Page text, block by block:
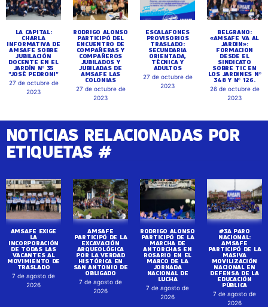
LA CAPITAL:
CHARLA
INFORMATIVA DE
AMSAFE SOBRE
JUBILACIÓN
DOCENTE EN EL
JARDÍN Nº 35
"JOSÉ PEDRONI"
27 de octubre de
2023
RODRIGO ALONSO
PARTICIPÓ DEL
ENCUENTRO DE
COMPAÑERAS Y
COMPAÑEROS
JUBILADOS Y
JUBILADAS DE
AMSAFE LAS
COLONIAS
27 de octubre de
2023
ESCALAFONES
PROVISORIOS
TRASLADO:
SECUNDARIA
ORIENTADA,
TÉCNICA Y
ADULTOS
27 de octubre de
2023
BELGRANO:
«AMSAFE VA AL
JARDIN»:
FORMACION
DESDE EL
SINDICATO
SOBRE TIC EN
LOS JARDINES Nº
348 Y Nº 126.
26 de octubre de
2023
NOTICIAS RELACIONADAS POR
ETIQUETAS #
AMSAFE EXIGE
LA
INCORPORACIÓN
DE TODAS LAS
VACANTES AL
MOVIMIENTO DE
TRASLADO
7 de agosto de
2026
AMSAFE
PARTICIPÓ DE LA
EXCAVACIÓN
ARQUEOLÓGICA
POR LA VERDAD
HISTÓRICA EN
SAN ANTONIO DE
OBLIGADO
7 de agosto de
2026
RODRIGO ALONSO
PARTICIPÓ DE LA
MARCHA DE
ANTORCHAS EN
ROSARIO EN EL
MARCO DE LA
JORNADA
NACIONAL DE
LUCHA
7 de agosto de
2026
#3A PARO
NACIONAL:
AMSAFE
PARTICIPÓ DE LA
MASIVA
MOVILIZACIÓN
NACIONAL EN
DEFENSA DE LA
EDUCACIÓN
PÚBLICA
7 de agosto de
2026